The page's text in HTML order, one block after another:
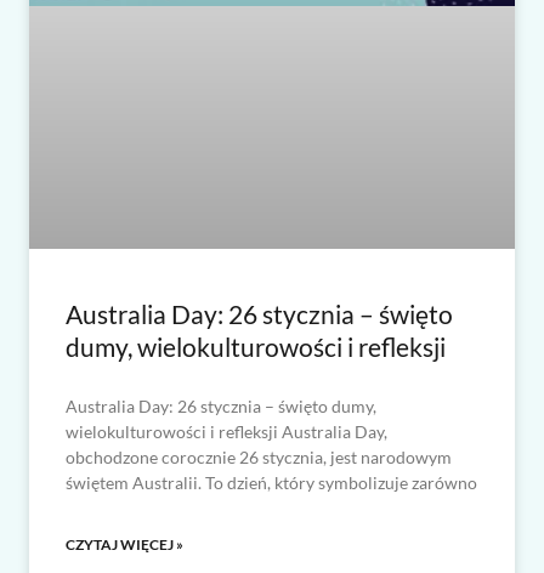
Australia Day: 26 stycznia – święto
dumy, wielokulturowości i refleksji
Australia Day: 26 stycznia – święto dumy,
wielokulturowości i refleksji Australia Day,
obchodzone corocznie 26 stycznia, jest narodowym
świętem Australii. To dzień, który symbolizuje zarówno
CZYTAJ WIĘCEJ »